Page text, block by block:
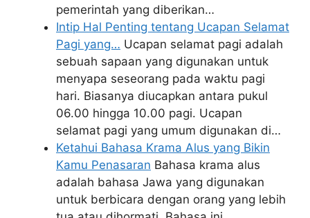
pemerintah yang diberikan…
Intip Hal Penting tentang Ucapan Selamat
Pagi yang… Ucapan selamat pagi adalah
sebuah sapaan yang digunakan untuk
menyapa seseorang pada waktu pagi
hari. Biasanya diucapkan antara pukul
06.00 hingga 10.00 pagi. Ucapan
selamat pagi yang umum digunakan di…
Ketahui Bahasa Krama Alus yang Bikin
Kamu Penasaran Bahasa krama alus
adalah bahasa Jawa yang digunakan
untuk berbicara dengan orang yang lebih